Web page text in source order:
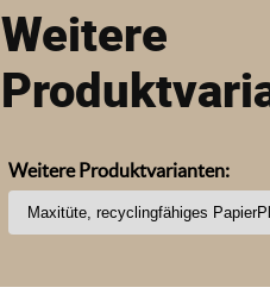
Weitere
Weitere Produktvarianten: